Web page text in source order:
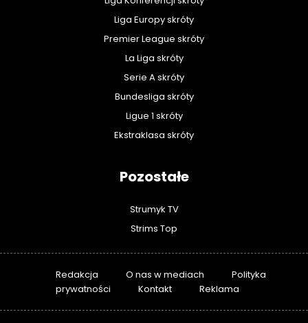
Liga Europy skróty
Premier League skróty
La Liga skróty
Serie A skróty
Bundesliga skróty
Ligue 1 skróty
Ekstraklasa skróty
Pozostałe
Strumyk TV
Strims Top
Redakcja O nas w mediach
Polityka
prywatności
Kontakt Reklama